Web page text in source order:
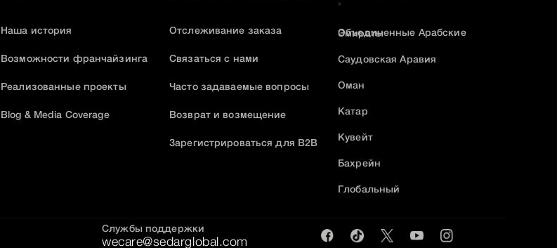
Наша история
Возможности франчайзинга
Реализованные проекты
Blog & Media Coverage
Отслеживание заказа
Связаться с нами
Часто задаваемые вопросы
Возврат и возмещение
Зарегистрироваться для B2B
Объединенные Арабские Эмираты
Саудовская Аравия
Оман
Катар
Кувейт
Бахрейн
Глобальный
Службы поддержки
wecare@sedarglobal.com